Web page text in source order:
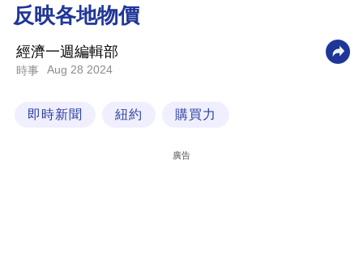
商
業
科
反映各地物價
經濟一週編輯部
時事 Aug 28 2024
即時新聞 紐約 購買力
廣告